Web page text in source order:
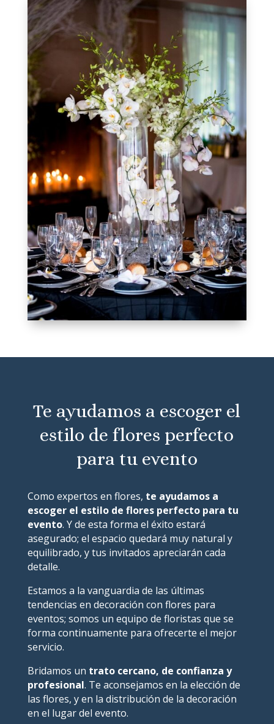
Te ayudamos a escoger el
estilo de flores perfecto
para tu evento
Como expertos en flores, te ayudamos a
escoger el estilo de flores perfecto para tu
evento. Y de esta forma el éxito estará
asegurado; el espacio quedará muy natural y
equilibrado, y tus invitados apreciarán cada
detalle.
Estamos a la vanguardia de las últimas
tendencias en decoración con flores para
eventos; somos un equipo de floristas que se
forma continuamente para ofrecerte el mejor
servicio.
Bridamos un trato cercano, de confianza y
profesional. Te aconsejamos en la elección de
las flores, y en la distribución de la decoración
en el lugar del evento.